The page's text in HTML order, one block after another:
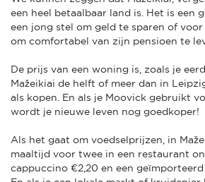
een heel betaalbaar land is. Het is een
een jong stel om geld te sparen of
om comfortabel van zijn pensioen te
De prijs van een woning is, zoals je
Mažeikiai de helft of meer dan in
als kopen. En als je Moovick gebruikt
wordt je nieuwe leven nog goedkoper!
Als het gaat om voedselprijzen, in
maaltijd voor twee in een restaurant
cappuccino €2,20 en een